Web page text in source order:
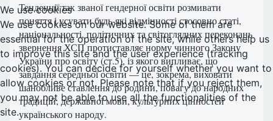
Тенденції так званої гендерної освіти розмивати
поняття і усувати будь-які відмінності стосовно статі,
національності, політичних та світоглядних переконань
звернення ХСП протиставляє норму чинного Закону
України про освіту (ст.5), із якого випливає, що
завдання середньої освіти — це, зокрема, виховати
шанобливе ставлення до родини, повагу до народних
традицій, державної мови, культурних цінностей
українського народу.
We use cookies
We use cookies on our website. Some of them are
essential for the operation of the site, while others help us
to improve this site and the user experience (tracking
cookies). You can decide for yourself whether you want to
allow cookies or not. Please note that if you reject them,
you may not be able to use all the functionalities of the
site.